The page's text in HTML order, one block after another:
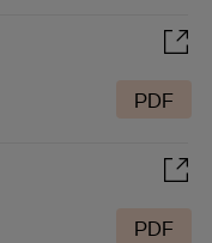
PDF
PDF